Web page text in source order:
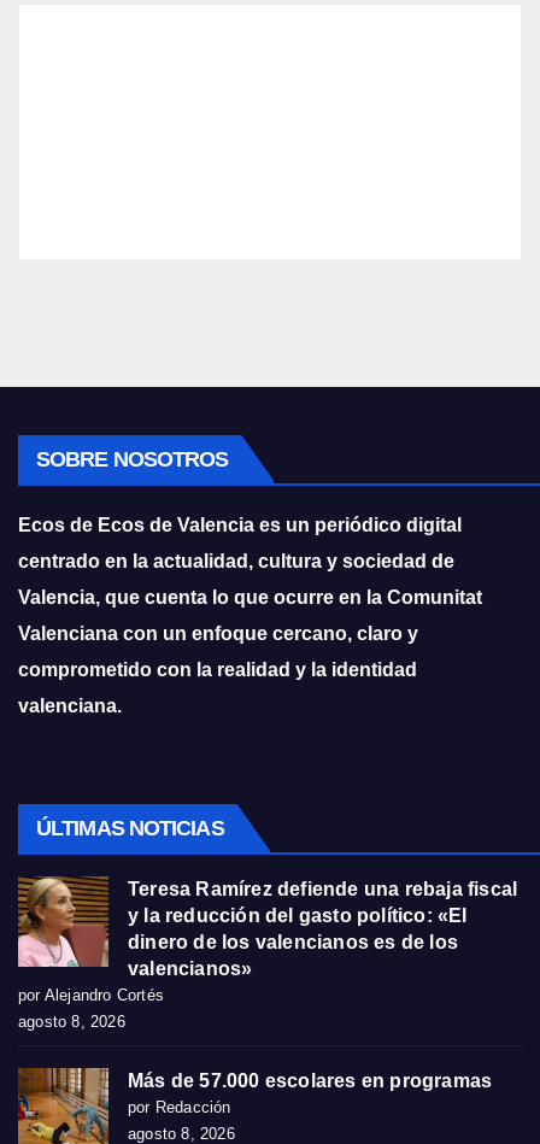
SOBRE NOSOTROS
Ecos de Ecos de Valencia es un periódico digital
centrado en la actualidad, cultura y sociedad de
Valencia, que cuenta lo que ocurre en la Comunitat
Valenciana con un enfoque cercano, claro y
comprometido con la realidad y la identidad
valenciana.
ÚLTIMAS NOTICIAS
Teresa Ramírez defiende una rebaja fiscal
y la reducción del gasto político: «El
dinero de los valencianos es de los
valencianos»
por Alejandro Cortés
agosto 8, 2026
Más de 57.000 escolares en programas
por Redacción
agosto 8, 2026